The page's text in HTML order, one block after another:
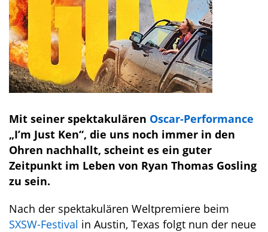
Mit seiner spektakulären Oscar-Performance
„I’m Just Ken“, die uns noch immer in den
Ohren nachhallt, scheint es ein guter
Zeitpunkt im Leben von Ryan Thomas Gosling
zu sein.
Nach der spektakulären Weltpremiere beim
SXSW-Festival in Austin, Texas folgt nun der neue